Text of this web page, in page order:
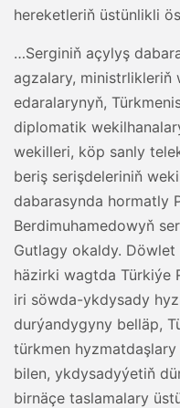
hereketleriň üstünlikli
…Serginiň açylyş
agzalary,
edaralarynyň,
diplomatik
wekilleri, köp sanly
beriş serişdeleriniň
dabarasynda hormatly
Berdimuhamedowyň
Gutlagy okaldy.
häzirki wagtda Türkiýe
iri söwda-ykdysady
durýandygyny belläp,
türkmen
bilen, ykdysadyýetiň
birnäçe taslamalary